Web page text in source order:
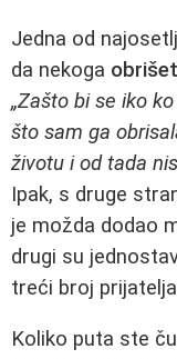
Jedna od
da nekoga
„Zašto bi se iko
što sam ga
životu i od tada
Ipak, s druge
je možda dodao
drugi su
treći broj
Koliko puta ste